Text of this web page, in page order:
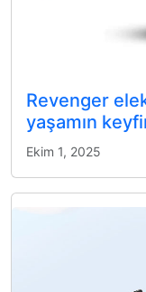
Revenger
yaşamın
Ekim 1, 2025